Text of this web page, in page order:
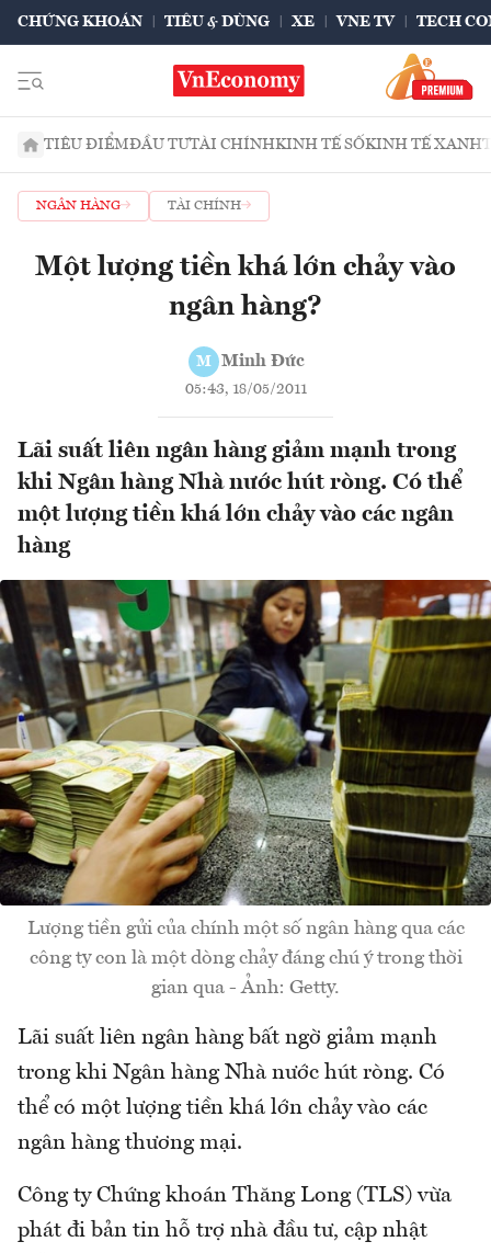
CHỨNG KHOÁN TIÊU & DÙNG XE VNE TV TECH
TIÊU ĐIỂMĐẦU TƯTÀI CHÍNHKINH TẾ SỐKINH TẾ XANH
NGÂN HÀNG TÀI CHÍNH
Một lượng tiền khá lớn chảy vào
ngân hàng?
M Minh Đức
05:43, 18/05/2011
Lãi suất liên ngân hàng giảm mạnh trong
khi Ngân hàng Nhà nước hút ròng. Có thể
một lượng tiền khá lớn chảy vào các ngân
hàng
Lượng tiền gửi của chính một số ngân hàng qua các
công ty con là một dòng chảy đáng chú ý trong thời
gian qua - Ảnh: Getty.
Lãi suất liên ngân hàng bất ngờ giảm mạnh
trong khi Ngân hàng Nhà nước hút ròng. Có
thể có một lượng tiền khá lớn chảy vào các
ngân hàng thương mại.
Công ty Chứng khoán Thăng Long (TLS) vừa
phát đi bản tin hỗ trợ nhà đầu tư, cập nhật